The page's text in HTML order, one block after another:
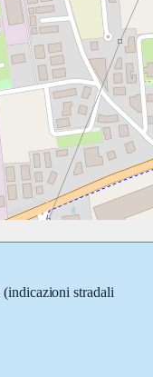
(indicazioni stradali